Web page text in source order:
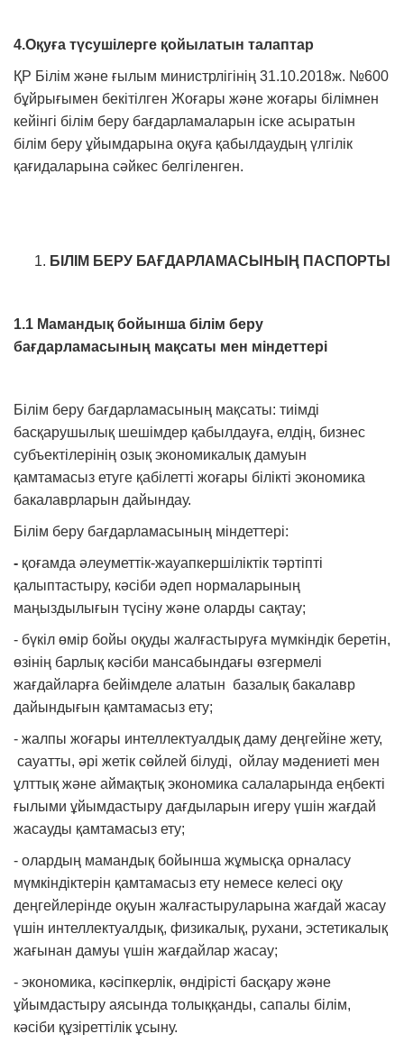
4.Оқуға түсушілерге қойылатын талаптар
ҚР Білім және ғылым министрлігінің 31.10.2018ж. №600
бұйрығымен бекітілген Жоғары және жоғары білімнен
кейінгі білім беру бағдарламаларын іске асыратын
білім беру ұйымдарына оқуға қабылдаудың үлгілік
қағидаларына сәйкес белгіленген.
БІЛІМ БЕРУ БАҒДАРЛАМАСЫНЫҢ ПАСПОРТЫ
1.1 Мамандық бойынша білім беру
бағдарламасының мақсаты мен міндеттері
Білім беру бағдарламасының мақсаты: тиімді
басқарушылық шешімдер қабылдауға, елдің, бизнес
субъектілерінің озық экономикалық дамуын
қамтамасыз етуге қабілетті жоғары білікті экономика
бакалаврларын дайындау.
Білім беру бағдарламасының міндеттері:
- қоғамда әлеуметтік-жауапкершіліктік тәртіпті
қалыптастыру, кәсіби әдеп нормаларының
маңыздылығын түсіну және оларды сақтау;
- бүкіл өмір бойы оқуды жалғастыруға мүмкіндік беретін,
өзінің барлық кәсіби мансабындағы өзгермелі
жағдайларға бейімделе алатын базалық бакалавр
дайындығын қамтамасыз ету;
- жалпы жоғары интеллектуалдық даму деңгейіне жету,
сауатты, әрі жетік сөйлей білуді, ойлау мәдениеті мен
ұлттық және аймақтық экономика салаларында еңбекті
ғылыми ұйымдастыру дағдыларын игеру үшін жағдай
жасауды қамтамасыз ету;
- олардың мамандық бойынша жұмысқа орналасу
мүмкіндіктерін қамтамасыз ету немесе келесі оқу
деңгейлерінде оқуын жалғастыруларына жағдай жасау
үшін интеллектуалдық, физикалық, рухани, эстетикалық
жағынан дамуы үшін жағдайлар жасау;
- экономика, кәсіпкерлік, өндірісті басқару және
ұйымдастыру аясында толыққанды, сапалы білім,
кәсіби құзіреттілік ұсыну.